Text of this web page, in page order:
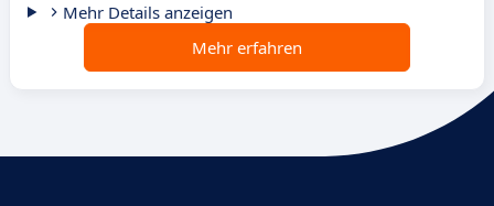
Mehr Details anzeigen
Mehr erfahren